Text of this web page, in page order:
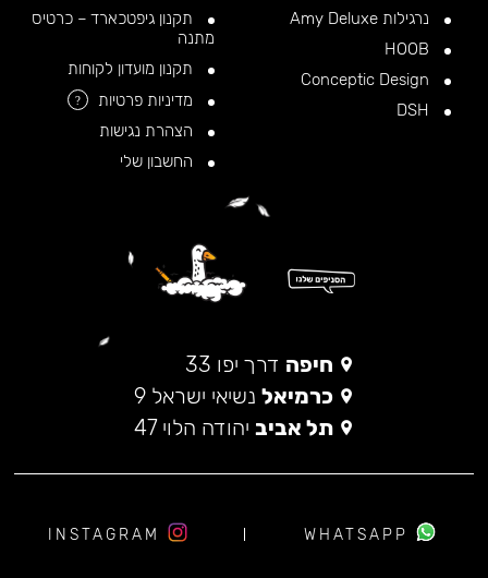
נרגילות Amy Deluxe
תקנון גיפטכארד – כרטיס
מתנה
תקנון מועדון לקוחות
מדיניות פרטיות
?
הצהרת נגישות
החשבון שלי
חיפה דרך יפו 33
כרמיאל נשיאי ישראל 9
תל אביב יהודה הלוי 47
WHATSAPP
INSTAGRAM